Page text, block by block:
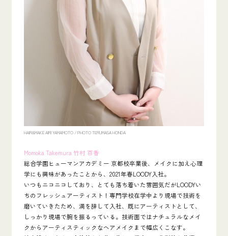
HAIR&MAKE AIRI YAMAMOTO /PHOTO TERUMASA HONDA
Momoka Takemura 竹村 百香
総合学園ヒューマンアカデミー 京都校卒業後、メイクに加え心理
学にも興味があったことから、2021年春LOODY入社。
いつもニコニコしており、とても落ち着いた雰囲気だがLOODYい
ちのフレッシュアーティスト！専門学校在学中より現場で技術を
磨いていきたため、満を辞して入社、既にアーティストとして、
しっかり現場で腕を振るっている。技術面ではナチュラルなメイ
クからアーティスティックなヘアメイクまで幅広くこなす。